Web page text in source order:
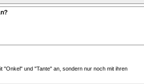
"Onkel" und "Tante" an, sondern nur noch mit ihren